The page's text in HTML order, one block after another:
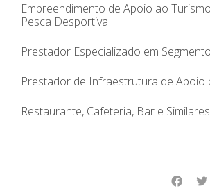
Empreendimento de Apoio ao
Pesca Desportiva
Prestador Especializado em
Prestador de Infraestrutura de Apoio
Restaurante, Cafeteria, Bar e Similares